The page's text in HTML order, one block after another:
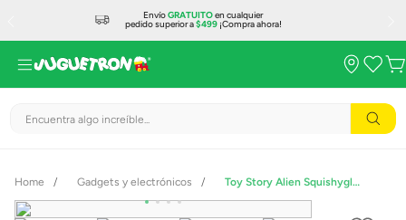
EnvíoGRATUITOen cualquier
pedido superior a$499¡Compra ahora!
Encuentra algo increíble...
Gadgets y electrónicos Toy Story Alien Squishyglo Lámpara Recargable PP15867TS